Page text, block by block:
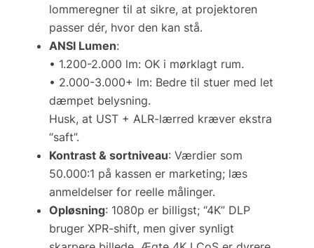
lommeregner til at sikre, at projektoren
passer dér, hvor den kan stå.
ANSI Lumen:
• 1.200-2.000 lm: OK i mørklagt rum.
• 2.000-3.000+ lm: Bedre til stuer med let
dæmpet belysning.
Husk, at UST + ALR-lærred kræver ekstra
“saft”.
Kontrast & sortniveau: Værdier som
50.000:1 på kassen er marketing; læs
anmeldelser for reelle målinger.
Opløsning: 1080p er billigst; “4K” DLP
bruger XPR-shift, men giver synligt